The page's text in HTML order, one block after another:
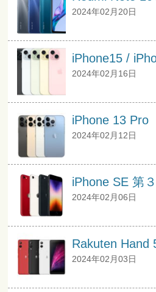
2024年02月20日
iPhone15 /
2024年02月16日
iPhone 13 Pro
2024年02月12日
iPhone SE 第
2024年02月06日
Rakuten Hand
2024年02月03日